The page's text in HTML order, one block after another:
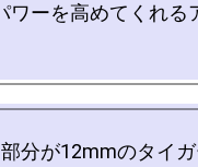
ワーを高めてくれる
分が12mmのタイ